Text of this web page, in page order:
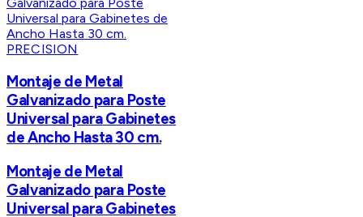
PRECISION
Montaje de Metal
Galvanizado para Poste
Universal para Gabinetes
de Ancho Hasta 30 cm.
Montaje de Metal
Galvanizado para Poste
Universal para Gabinetes